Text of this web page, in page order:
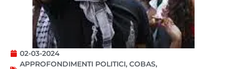
02-03-2024
APPROFONDIMENTI POLITICI, COBAS,